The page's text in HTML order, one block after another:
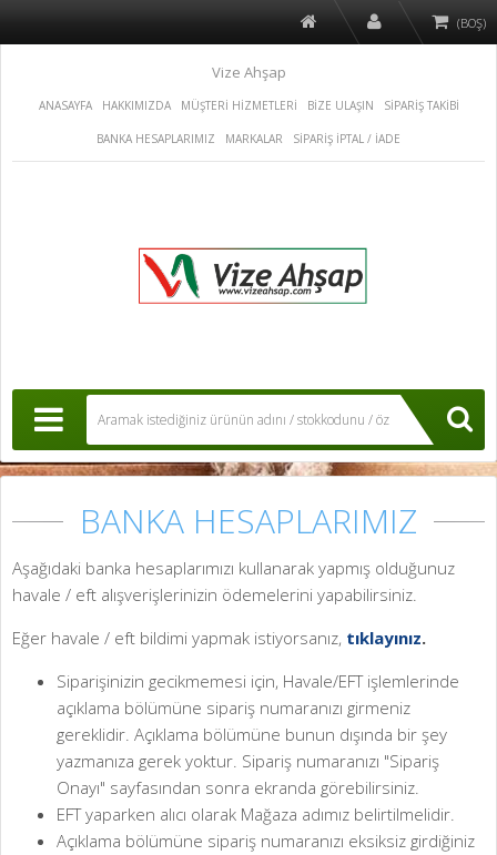
(BOŞ)
Vize Ahşap
ANASAYFA HAKKIMIZDA MÜŞTERİ HİZMETLERİ BİZE ULAŞIN SİPARİŞ TAKİBİ
BANKA HESAPLARIMIZ MARKALAR SİPARİŞ İPTAL / İADE
BANKA HESAPLARIMIZ
Aşağıdaki banka hesaplarımızı kullanarak yapmış olduğunuz
havale / eft alışverişlerinizin ödemelerini yapabilirsiniz.
Eğer havale / eft bildimi yapmak istiyorsanız, tıklayınız.
Siparişinizin gecikmemesi için, Havale/EFT işlemlerinde
açıklama bölümüne sipariş numaranızı girmeniz
gereklidir. Açıklama bölümüne bunun dışında bir şey
yazmanıza gerek yoktur. Sipariş numaranızı "Sipariş
Onayı" sayfasından sonra ekranda görebilirsiniz.
EFT yaparken alıcı olarak Mağaza adımız belirtilmelidir.
Açıklama bölümüne sipariş numaranızı eksiksiz girdiğiniz